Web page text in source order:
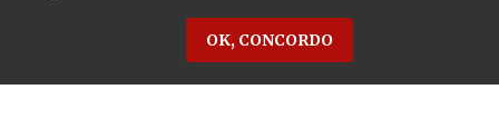
OK, CONCORDO